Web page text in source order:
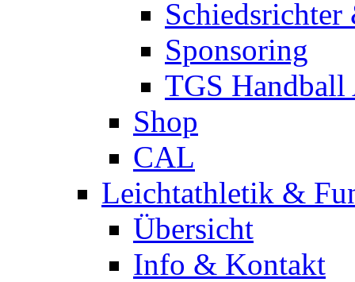
Schiedsrichter
Sponsoring
TGS Handball
Shop
CAL
Leichtathletik &
Übersicht
Info & Kontakt